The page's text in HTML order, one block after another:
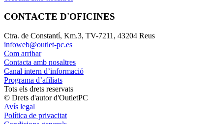
CONTACTE D'OFICINES
Ctra. de Constantí, Km.3, TV-7211, 43204 Reus
infoweb@outlet-pc.es
Com arribar
Contacta amb nosaltres
Canal intern d’informació
Programa d’afiliats
Tots els drets reservats
© Drets d'autor d'OutletPC
Avís legal
Política de privacitat